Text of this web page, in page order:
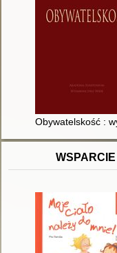
Obywatelskość :